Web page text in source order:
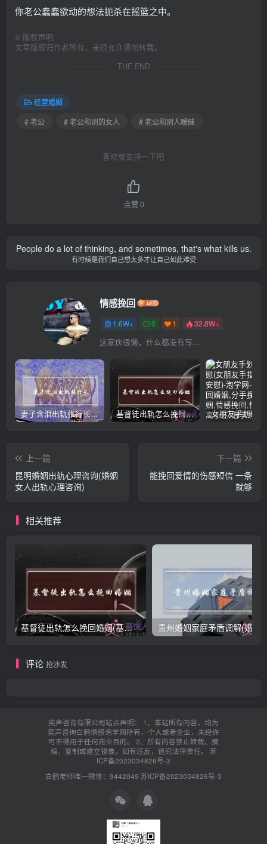
你老公蠢蠢欲动的想法扼杀在摇篮之中。
© 版权声明
文章版权归作者所有，未经允许请勿转载。
THE END
经营婚姻
# 老公
# 老公和别的女人 # 老公和别人暧昧
喜欢就支持一下吧
点赞0
People do a lot of thinking, and sometimes, that's what kills us.
有时候是我们自己想太多才让自己如此难受
情感挽回
1.6W+ 0 1 32.8W+
这家伙很懒，什么都没有写...
妻子含泪出轨张行长 她说全都是因为家中 基督徒出轨怎么挽回婚姻(基督徒面对出轨婚姻)
上一篇
昆明婚姻出轨心理咨询(婚姻
女人出轨心理咨询)
下一篇
能挽回爱情的伤感短信 一条
就够
相关推荐
基督徒出轨怎么挽回婚姻(基督徒面对出轨婚姻)
评论 抢沙发
奕声咨询有限公司站点声明： 1、本站所有内容，均为
奕声咨询白鹤情感泡学网所有，个人或者企业，未经许
可不得用于任何商业目的。 2、所有内容禁止转载、摘
编、复制或建立镜像，如有违反，追究法律责任。 苏
ICP备2023034826号-3
白鹤老师唯一微信：9442049 苏ICP备2023034826号-3